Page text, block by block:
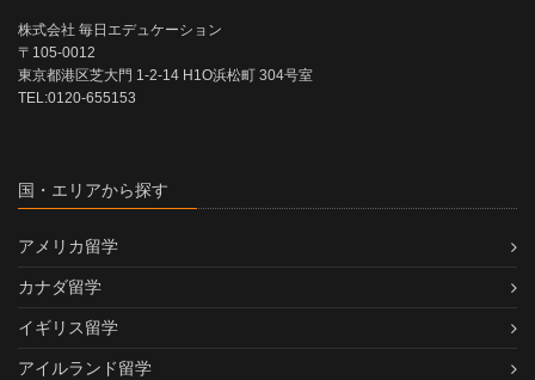
株式会社 毎日エデュケーション
〒105-0012
東京都港区芝大門 1-2-14 H1O浜松町 304号室
TEL:0120-655153
国・エリアから探す
アメリカ留学
カナダ留学
イギリス留学
アイルランド留学